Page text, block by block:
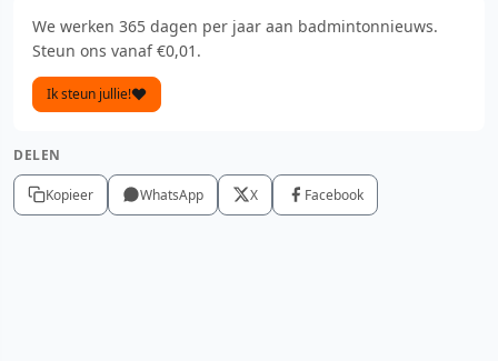
We werken 365 dagen per jaar aan badmintonnieuws.
Steun ons vanaf €0,01.
Ik steun jullie!
DELEN
Kopieer WhatsApp X Facebook